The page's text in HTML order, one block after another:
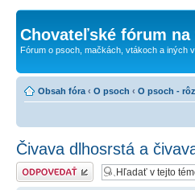
Chovateľské fórum
Fórum o psoch, mačkách, vtákoch a iných
Obsah fóra ‹ O psoch ‹ O psoch -
Čivava dlhosrstá a
Odoslať odpoveď